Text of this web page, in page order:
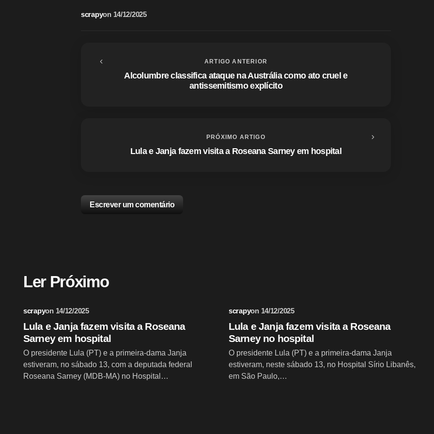
scrapyon 14/12/2025
ARTIGO ANTERIOR
Alcolumbre classifica ataque na Austrália como ato cruel e
antissemitismo explícito
PRÓXIMO ARTIGO
Lula e Janja fazem visita a Roseana Sarney em hospital
Escrever um comentário
Your Comment *
Name *
Ler Próximo
scrapyon 14/12/2025
Lula e Janja fazem visita a Roseana
Sarney em hospital
O presidente Lula (PT) e a primeira-dama Janja
estiveram, no sábado 13, com a deputada federal
Roseana Sarney (MDB-MA) no Hospital…
scrapyon 14/12/2025
Lula e Janja fazem visita a Roseana
Sarney no hospital
O presidente Lula (PT) e a primeira-dama Janja
estiveram, neste sábado 13, no Hospital Sírio Libanês,
em São Paulo,…